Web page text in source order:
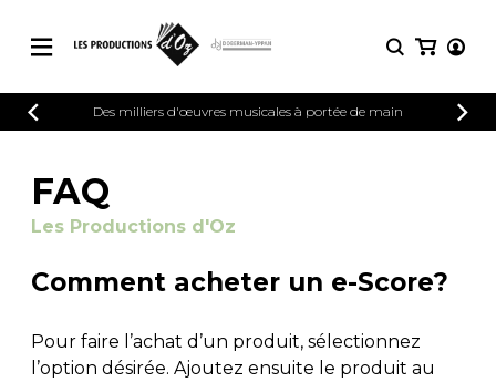
CATALOGUE
riche en œuvres originales et en
arrangements de qualité.
CONNEXION
Des milliers d'œuvres musicales à portée de main
Explorez notre catalogue de partitions
arrangements de qualité.
3 guitares
5 guitares et plus
Ensemble de
FAQ
Les Productions d'Oz
Comment acheter un e-Score?
Pour faire l’achat d’un produit, sélectionnez
l’option désirée. Ajoutez ensuite le produit au